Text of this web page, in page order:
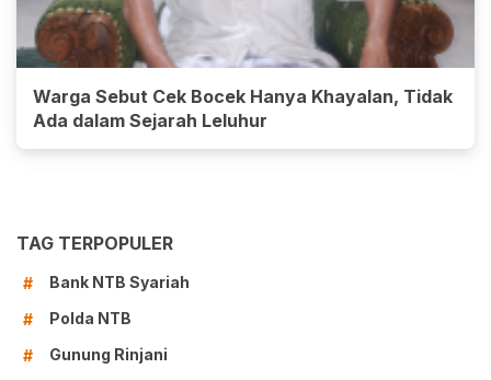
Warga Sebut Cek Bocek Hanya Khayalan, Tidak
Ada dalam Sejarah Leluhur
TAG TERPOPULER
#
Bank NTB Syariah
#
Polda NTB
#
Gunung Rinjani